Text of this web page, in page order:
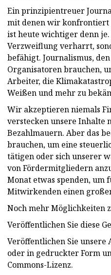
Ein prinzipientreuer
mit denen wir konfrontiert
ist heute wichtiger denn je.
Verzweiflung verharrt,
befähigt. Journalismus,
Organisatoren brauchen,
Arbeiter, die
Weißen und mehr zu
Wir akzeptieren niemals
verstecken unsere
Bezahlmauern. Aber das
brauchen, um eine
tätigen oder sich unserer
von Fördermitgliedern
Monat etwas spenden, um
Mitwirkenden einen
Noch mehr Möglichkeiten
Veröffentlichen Sie diese
Veröffentlichen Sie unsere
oder in gedruckter Form
Commons-Lizenz.